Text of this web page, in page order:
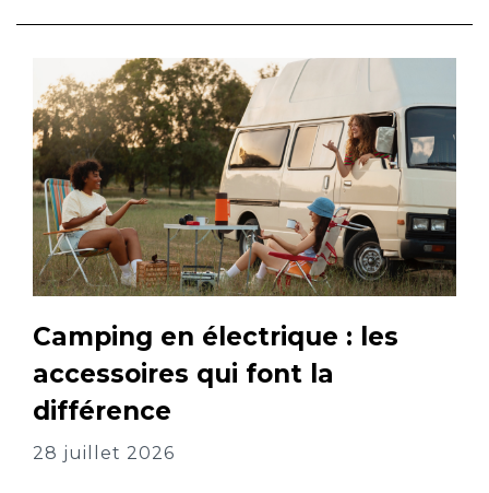
Camping en électrique : les
accessoires qui font la
différence
28 juillet 2026